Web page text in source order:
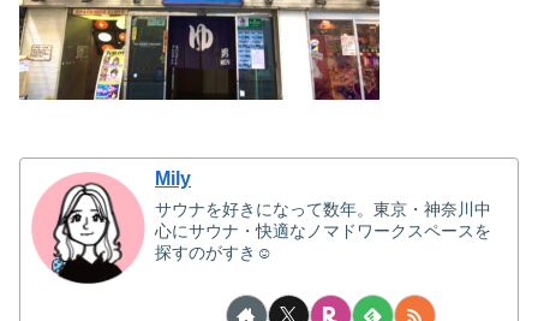
Mily
サウナを好きになって数年。東京・神奈川中
心にサウナ・快適なノマドワークスペースを
探すのがすき☺